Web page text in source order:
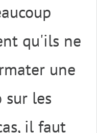
qu'ils ne
une
sur les
il faut